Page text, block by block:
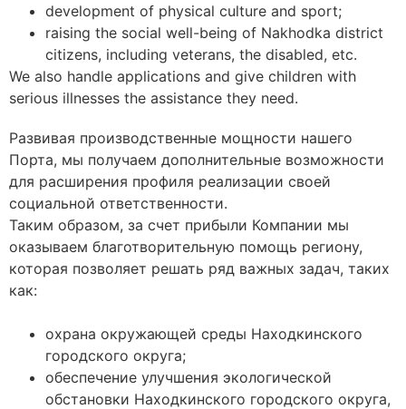
development of physical culture and sport;
raising the social well-being of Nakhodka district
citizens, including veterans, the disabled, etc.
We also handle applications and give children with
serious illnesses the assistance they need.
Развивая производственные мощности нашего
Порта, мы получаем дополнительные возможности
для расширения профиля реализации своей
социальной ответственности.
Таким образом, за счет прибыли Компании мы
оказываем благотворительную помощь региону,
которая позволяет решать ряд важных задач, таких
как:
охрана окружающей среды Находкинского
городского округа;
обеспечение улучшения экологической
обстановки Находкинского городского округа,